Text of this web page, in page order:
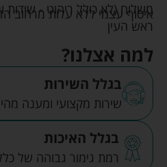
משלוח (לא כולל ריהוט - שידות
ראש העין
למה אצלנו?
בגלל השירות
שירות מקצועי ומענה
בגלל האיכות
רמת גימור גבוהה של